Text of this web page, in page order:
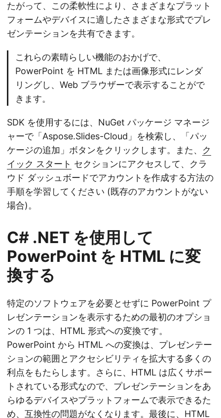
たがって、この柔軟性により、さまざまなプラット
フォームやデバイスに適したさまざまな形式でプレ
ゼンテーションを共有できます。
これらの素晴らしい機能のおかげで、
PowerPoint を HTML または画像形式にレンダ
リングし、Web ブラウザーで表示することがで
きます。
SDK を使用するには、NuGet パッケージ マネージ
ャーで「Aspose.Slides-Cloud」を検索し、「パッ
ケージの追加」ボタンをクリックします。また、 ク
イック スタート セクションにアクセスして、クラ
ウド ダッシュボードでアカウントを作成する方法の
手順を学習してください (既存のアカウントがない
場合)。
C# .NET を使用して
PowerPoint を HTML に変
換する
特定のソフトウェアを必要とせずに PowerPoint プ
レゼンテーションを表示するための最初のオプショ
ンの 1 つは、HTML 形式への変換です。
PowerPoint から HTML への変換は、プレゼンテー
ションの範囲とアクセシビリティを拡大する多くの
利点をもたらします。さらに、HTML は広くサポー
トされている形式なので、プレゼンテーションをあ
らゆるデバイスやプラットフォームで表示できるた
め、互換性の問題がなくなります。最後に、HTML